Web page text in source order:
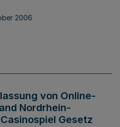
2006
von Online-
Nordrhein-
Gesetz